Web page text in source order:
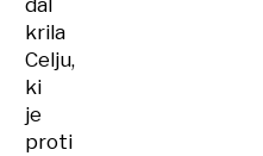
dal
krila
Celju,
ki
je
proti